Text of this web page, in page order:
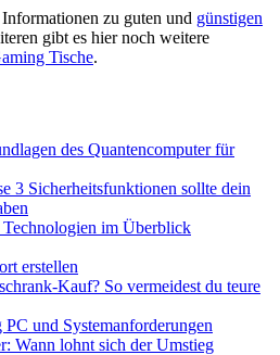
zu guten und günstigen
gibt es hier noch weitere
Tische.
des Quantencomputer für
3 Sicherheitsfunktionen sollte dein
im Überblick
erstellen
Kauf? So vermeidest du teure
und Systemanforderungen
Wann lohnt sich der Umstieg